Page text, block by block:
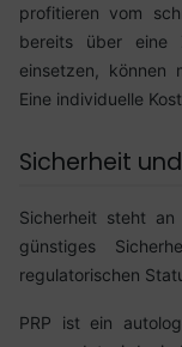
profitieren vom
bereits über eine
einsetzen, können
Eine individuelle
Sicherheit
Sicherheit steht
günstiges
regulatorischen
PRP ist ein